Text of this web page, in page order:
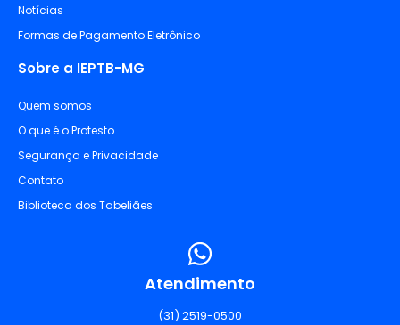
Notícias
Formas de Pagamento Eletrônico
Sobre a IEPTB-MG
Quem somos
O que é o Protesto
Segurança e Privacidade
Contato
Biblioteca dos Tabeliães
Atendimento
(31) 2519-0500